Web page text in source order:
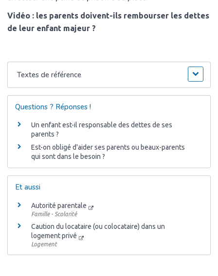
Vidéo : les parents doivent-ils rembourser les dettes
de leur enfant majeur ?
Textes de référence
Questions ? Réponses !
Un enfant est-il responsable des dettes de ses
parents ?
Est-on obligé d'aider ses parents ou beaux-parents
qui sont dans le besoin ?
Et aussi
Autorité parentale
Famille - Scolarité
Caution du locataire (ou colocataire) dans un
logement privé
Logement